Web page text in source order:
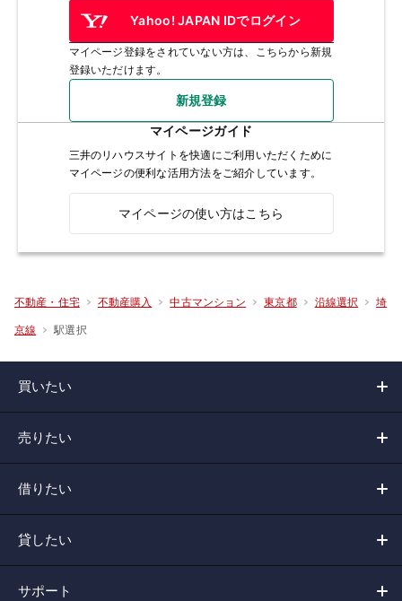
Yahoo! JAPAN IDでログイン
マイページ登録をされていない方は、こちらから新規
登録いただけます。
新規登録
マイページガイド
三井のリハウスサイトを快適にご利用いただくために
マイページの便利な活用方法をご紹介しています。
マイページの使い方はこちら
不動産・住宅 不動産購入 中古マンション 東京都 沿線選択 埼
京線 駅選択
買いたい
売りたい
借りたい
貸したい
サポート